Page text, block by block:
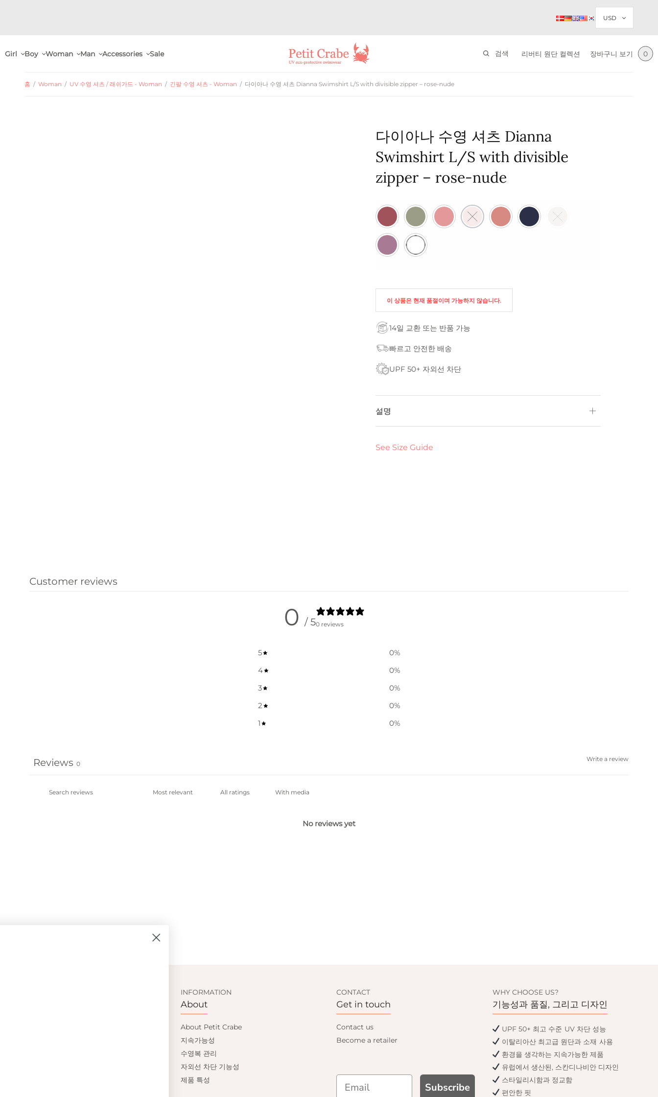
Girl Boy Woman Man Accessories Sale 검색 리버티 원단 컬렉션 장바구니 보기 0
홈 / Woman / UV 수영 셔츠 / 래쉬가드 - Woman / 긴팔 수영 셔츠 - Woman / 다이아나 수영 셔츠 Dianna Swimshirt L/S with divisible zipper – rose-nude
다이아나 수영 셔츠 Dianna
Swimshirt L/S with divisible
zipper – rose-nude
이 상품은 현재 품절이며 가능하지 않습니다.
14일 교환 또는 반품 가능
빠르고 안전한 배송
UPF 50+ 자외선 차단
설명
See Size Guide
Customer reviews
0 / 50 reviews
5 0%
4
0%
3
0%
2
0%
1
0%
Write a review
Reviews 0
With media
No reviews yet
INFORMATION
About
About Petit Crabe
지속가능성
수영복 관리
자외선 차단 기능성
제품 특성
CONTACT
Get in touch
Contact us
Become a retailer
Subscribe
WHY CHOOSE US?
기능성과 품질, 그리고 디자인
UPF 50+ 최고 수준 UV 차단 성능
이탈리아산 최고급 원단과 소재 사용
환경을 생각하는 지속가능한 제품
유럽에서 생산된, 스칸디나비안 디자인
스타일리시함과 정교함
편안한 핏